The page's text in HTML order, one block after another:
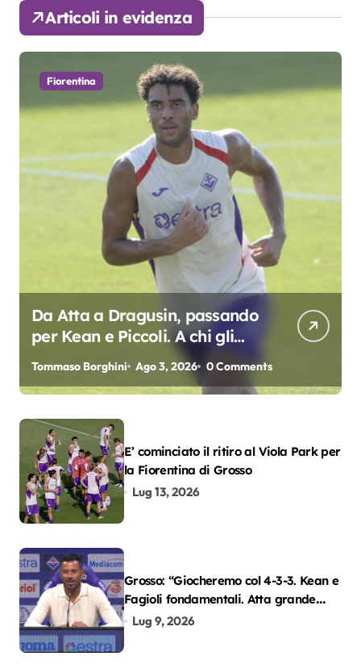
Articoli in evidenza
Fiorentina
Da Atta a Dragusin, passando
per Kean e Piccoli. A chi gli
oscar del precampionato?
Tommaso Borghini Ago 3, 2026 0 Comments
E’ cominciato il ritiro al Viola Park per
la Fiorentina di Grosso
Lug 13, 2026
Grosso: “Giocheremo col 4-3-3. Kean e
Fagioli fondamentali. Atta grande
colpo”
Lug 9, 2026